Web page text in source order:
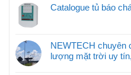
Catalogue tủ báo
NEWTECH chuyên
lượng mặt trời uy